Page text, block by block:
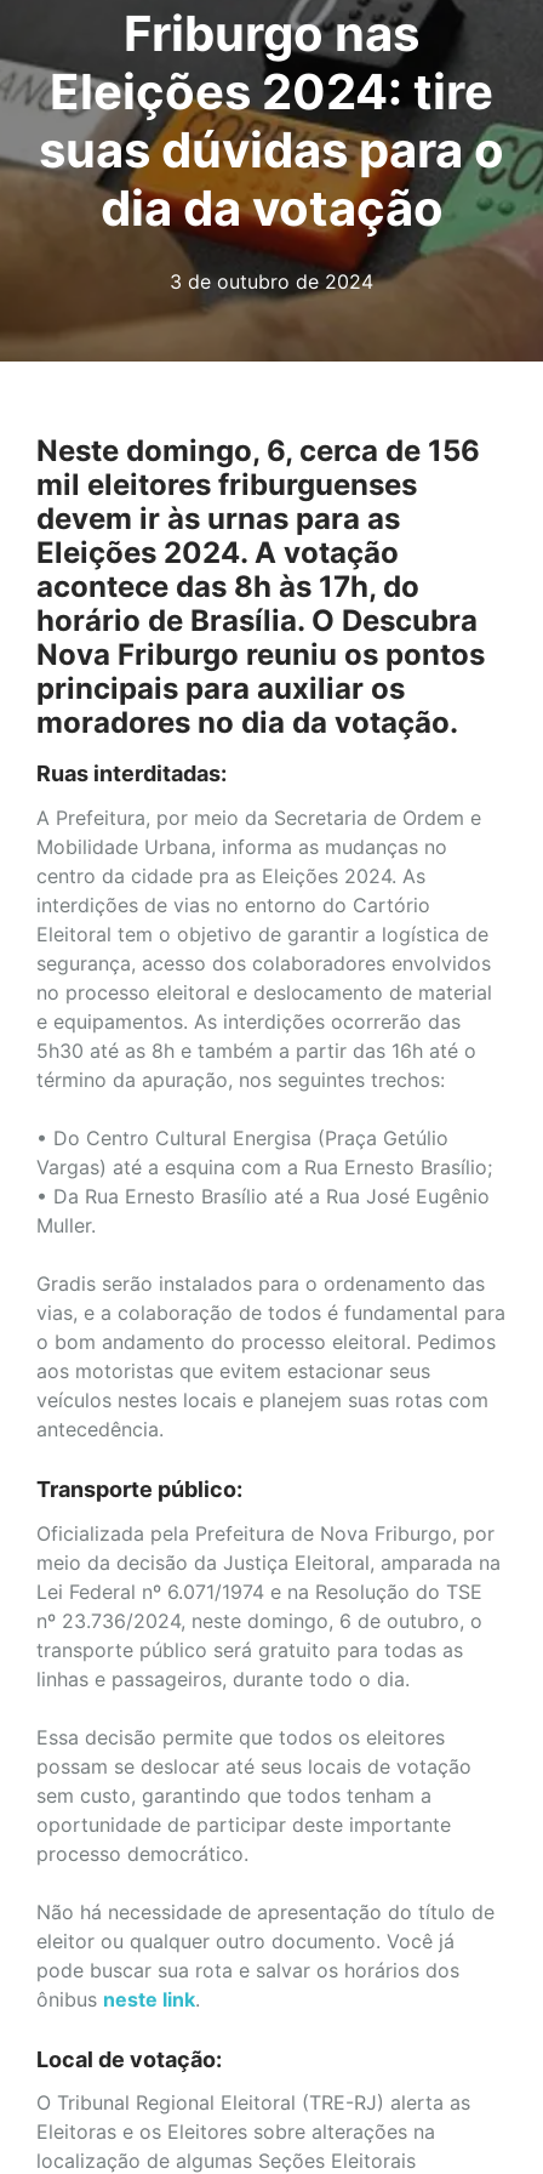
Friburgo nas
Eleições 2024: tire
suas dúvidas para o
dia da votação
3 de outubro de 2024
Neste domingo, 6, cerca de 156
mil eleitores friburguenses
devem ir às urnas para as
Eleições 2024. A votação
acontece das 8h às 17h, do
horário de Brasília. O Descubra
Nova Friburgo reuniu os pontos
principais para auxiliar os
moradores no dia da votação.
Ruas interditadas:
A Prefeitura, por meio da Secretaria de Ordem e
Mobilidade Urbana, informa as mudanças no
centro da cidade pra as Eleições 2024. As
interdições de vias no entorno do Cartório
Eleitoral tem o objetivo de garantir a logística de
segurança, acesso dos colaboradores envolvidos
no processo eleitoral e deslocamento de material
e equipamentos. As interdições ocorrerão das
5h30 até as 8h e também a partir das 16h até o
término da apuração, nos seguintes trechos:
• Do Centro Cultural Energisa (Praça Getúlio
Vargas) até a esquina com a Rua Ernesto Brasílio;
• Da Rua Ernesto Brasílio até a Rua José Eugênio
Muller.
Gradis serão instalados para o ordenamento das
vias, e a colaboração de todos é fundamental para
o bom andamento do processo eleitoral. Pedimos
aos motoristas que evitem estacionar seus
veículos nestes locais e planejem suas rotas com
antecedência.
Transporte público:
Oficializada pela Prefeitura de Nova Friburgo, por
meio da decisão da Justiça Eleitoral, amparada na
Lei Federal nº 6.071/1974 e na Resolução do TSE
nº 23.736/2024, neste domingo, 6 de outubro, o
transporte público será gratuito para todas as
linhas e passageiros, durante todo o dia.
Essa decisão permite que todos os eleitores
possam se deslocar até seus locais de votação
sem custo, garantindo que todos tenham a
oportunidade de participar deste importante
processo democrático.
Não há necessidade de apresentação do título de
eleitor ou qualquer outro documento. Você já
pode buscar sua rota e salvar os horários dos
ônibus neste link.
Local de votação:
O Tribunal Regional Eleitoral (TRE-RJ) alerta as
Eleitoras e os Eleitores sobre alterações na
localização de algumas Seções Eleitorais